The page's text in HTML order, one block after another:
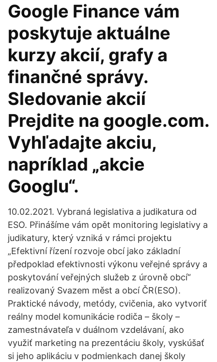
Google Finance vám
poskytuje aktuálne
kurzy akcií, grafy a
finančné správy.
Sledovanie akcií
Prejdite na google.com.
Vyhľadajte akciu,
napríklad „akcie
Googlu“.
10.02.2021. Vybraná legislativa a judikatura od
ESO. Přinášíme vám opět monitoring legislativy a
judikatury, který vzniká v rámci projektu
„Efektivní řízení rozvoje obcí jako základní
předpoklad efektivnosti výkonu veřejné správy a
poskytování veřejných služeb z úrovně obcí“
realizovaný Svazem měst a obcí ČR(ESO).
Praktické návody, metódy, cvičenia, ako vytvoriť
reálny model komunikácie rodiča – školy –
zamestnávateľa v duálnom vzdelávaní, ako
využiť marketing na prezentáciu školy, vyskúšať
si jeho aplikáciu v podmienkach danej školy